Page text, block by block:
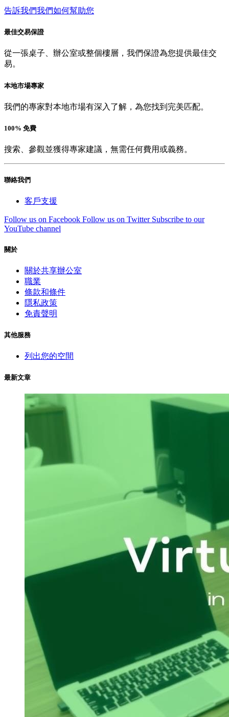
告訴我們我們如何幫助您
最佳交易保證
從一張桌子、辦公室或整個樓層，我們保證為您提供最佳交
易。
本地市場專家
我們的專家對本地市場有深入了解，為您找到完美匹配。
100% 免費
搜索、參觀並獲得專家建議，無需任何費用或義務。
聯絡我們
客戶支援
Follow us on Facebook Follow us on Twitter Subscribe to our
YouTube channel
關於
關於共享辦公室
職業
條款和條件
隱私政策
免責聲明
其他服務
列出您的空間
最新文章